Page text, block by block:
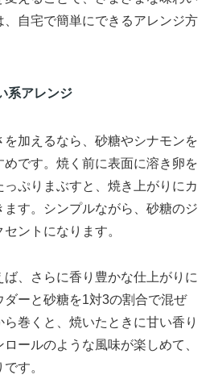
、自宅で簡単にできるアレンジ方
系アレンジ
加えるなら、砂糖やシナモンを
です。焼く前に表面に溶き卵を
ぷりまぶすと、焼き上がりにカ
ます。シンプルながら、砂糖のジ
ントになります。
、さらに香り豊かな仕上がりに
ーと砂糖を1対3の割合で混ぜ
巻くと、焼いたときに甘い香り
ールのような風味が楽しめて、
す。